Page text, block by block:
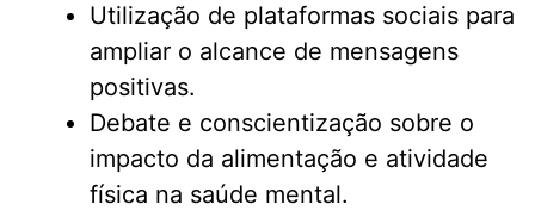
Utilização de plataformas sociais para
ampliar o alcance de mensagens
positivas.
Debate e conscientização sobre o
impacto da alimentação e atividade
física na saúde mental.